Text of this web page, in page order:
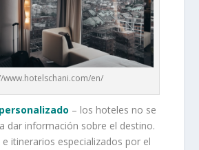
www.hotelschani.com/en/
– los hoteles no se
dar información sobre el destino.
itinerarios especializados por el